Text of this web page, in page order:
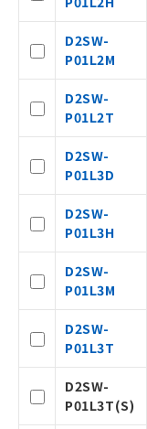
D2SW-
P01L2M
D2SW-
P01L2T
D2SW-
P01L3D
D2SW-
P01L3H
D2SW-
P01L3M
D2SW-
P01L3T
D2SW-
P01L3T(S)
－
空
白
ご相
オム
点は「
くだ
在庫
事前
示し
マイ
ビス
メン
ありま
お客
登録
およ
品・
引・
をご
※当社
の共
用者
指しま